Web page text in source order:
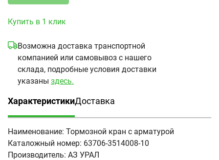
Купить в 1 клик
Возможна доставка транспортной
компанией или самовывоз с нашего
склада, подробные условия доставки
указаны здесь.
Характеристики
(активная вкладка)
Доставка
Наименование: Тормозной кран с арматурой
Каталожный номер: 63706-3514008-10
Производитель: АЗ УРАЛ